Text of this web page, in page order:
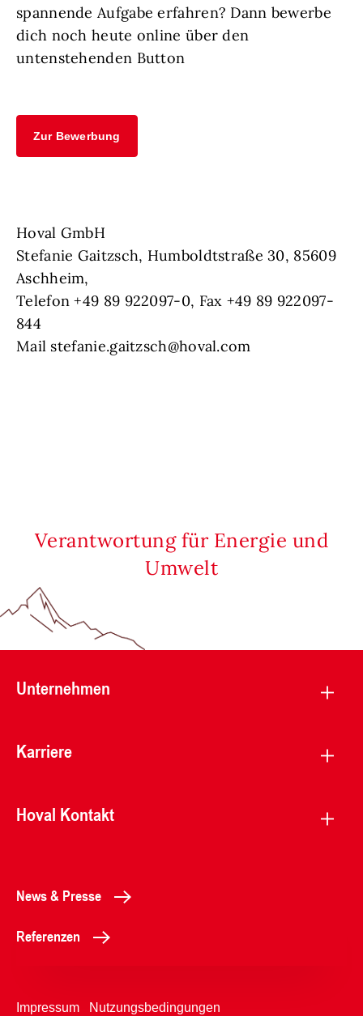
spannende Aufgabe erfahren? Dann bewerbe
dich noch heute online über den
untenstehenden Button
Zur Bewerbung
Hoval GmbH
Stefanie Gaitzsch, Humboldtstraße 30, 85609
Aschheim,
Telefon +49 89 922097-0, Fax +49 89 922097-
844
Mail stefanie.gaitzsch@hoval.com
Verantwortung für Energie und
Umwelt
Unternehmen
Karriere
Hoval Kontakt
News & Presse
Referenzen
Impressum Nutzungsbedingungen